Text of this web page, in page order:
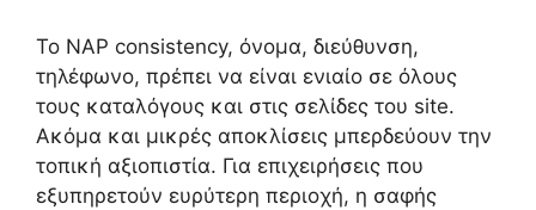
Το NAP consistency, όνομα, διεύθυνση,
τηλέφωνο, πρέπει να είναι ενιαίο σε όλους
τους καταλόγους και στις σελίδες του site.
Ακόμα και μικρές αποκλίσεις μπερδεύουν την
τοπική αξιοπιστία. Για επιχειρήσεις που
εξυπηρετούν ευρύτερη περιοχή, η σαφής